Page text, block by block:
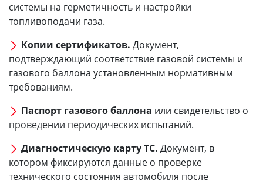
системы на герметичность и настройки
топливоподачи газа.
Копии сертификатов. Документ,
подтверждающий соответствие газовой системы и
газового баллона установленным нормативным
требованиям.
Паспорт газового баллона или свидетельство о
проведении периодических испытаний.
Диагностическую карту ТС. Документ, в
котором фиксируются данные о проверке
технического состояния автомобиля после